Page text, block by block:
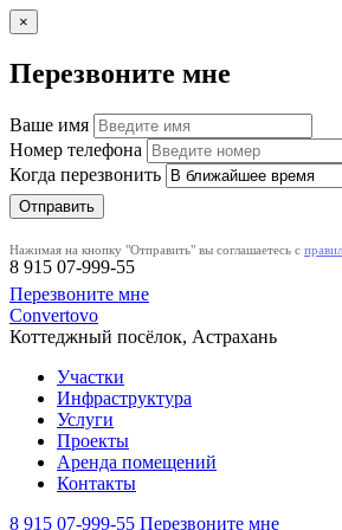
×
Перезвоните мне
Ваше имя
Номер телефона
Когда перезвонить
Нажимая на кнопку "Отправить" вы соглашаетесь с
8 915 07-999-55
Перезвоните мне
Convertovo
Коттеджный посёлок, Астрахань
Участки
Инфраструктура
Услуги
Проекты
Аренда помещений
Контакты
8 915 07-999-55 Перезвоните мне